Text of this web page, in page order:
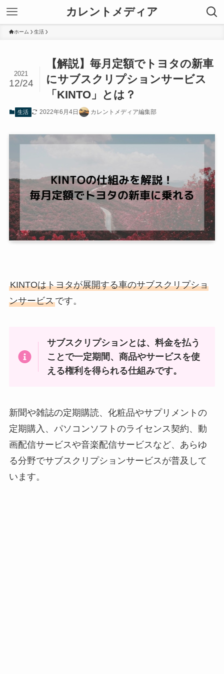
カレントメディア
ホーム 生活
【解説】毎月定額でトヨタの新車
にサブスクリプションサービス
「KINTO」とは？
2021
12/24
生活 2022年6月4日 カレントメディア編集部
KINTOはトヨタが展開する車のサブスクリプショ
ンサービスです。
サブスクリプションとは、料金を払う
ことで一定期間、商品やサービスを使
える権利を得られる仕組みです。
新聞や雑誌の定期購読、化粧品やサプリメントの
定期購入、パソコンソフトのライセンス契約、動
画配信サービスや音楽配信サービスなど、あらゆ
る分野でサブスクリプションサービスが普及して
います。